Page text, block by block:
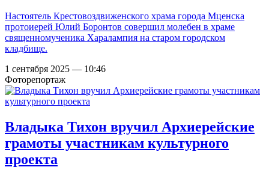
Настоятель Крестовоздвиженского храма города Мценска
протоиерей Юлий Боронтов совершил молебен в храме
священномученика Харалампия на старом городском
кладбище.
1 сентября 2025 — 10:46
Фоторепортаж
Владыка Тихон вручил Архиерейские
грамоты участникам культурного
проекта